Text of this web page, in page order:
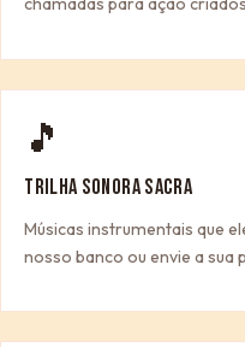
🎵
TRILHA SONORA SACRA
Músicas instrumentais que
nosso banco ou envie a sua